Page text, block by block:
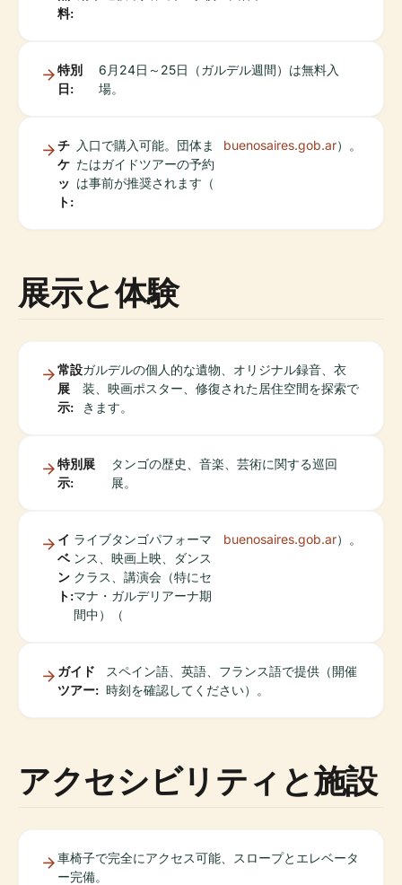
料:
特別
日:
6月24日～25日（ガルデル週間）は無料入
場。
チ
ケ
ッ
ト:
入口で購入可能。団体ま
たはガイドツアーの予約
は事前が推奨されます（
buenosaires.gob.ar）。
展示と体験
常設
展
示:
ガルデルの個人的な遺物、オリジナル録音、衣
装、映画ポスター、修復された居住空間を探索で
きます。
特別展
示:
タンゴの歴史、音楽、芸術に関する巡回
展。
イ
ベ
ン
ト:
ライブタンゴパフォーマ
ンス、映画上映、ダンス
クラス、講演会（特にセ
マナ・ガルデリアーナ期
間中）（
buenosaires.gob.ar）。
ガイド
ツアー:
スペイン語、英語、フランス語で提供（開催
時刻を確認してください）。
アクセシビリティと施設
車椅子で完全にアクセス可能、スロープとエレベータ
ー完備。